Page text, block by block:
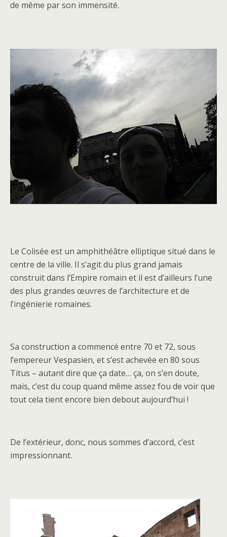
de même par son immensité.
Le Colisée est un amphithéâtre elliptique situé dans le
centre de la ville. Il s’agit du plus grand jamais
construit dans l’Empire romain et il est d’ailleurs l’une
des plus grandes œuvres de l’architecture et de
l’ingénierie romaines.
Sa construction a commencé entre 70 et 72, sous
l’empereur Vespasien, et s’est achevée en 80 sous
Titus – autant dire que ça date… ça, on s’en doute,
mais, c’est du coup quand même assez fou de voir que
tout cela tient encore bien debout aujourd’hui !
De l’extérieur, donc, nous sommes d’accord, c’est
impressionnant.